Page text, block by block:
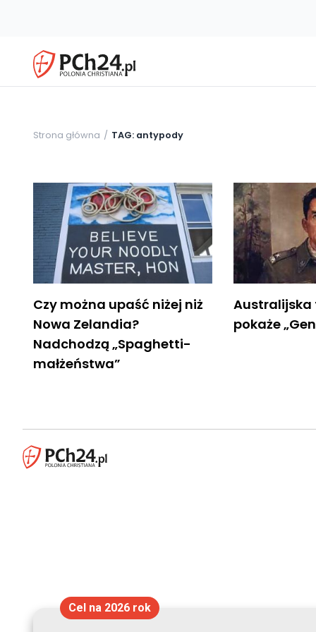
Strona główna TAG: antypody
Czy można upaść niżej niż
Nowa Zelandia?
Nadchodzą „Spaghetti-
małżeństwa”
Australijska
pokaże
Cel na 2026 rok